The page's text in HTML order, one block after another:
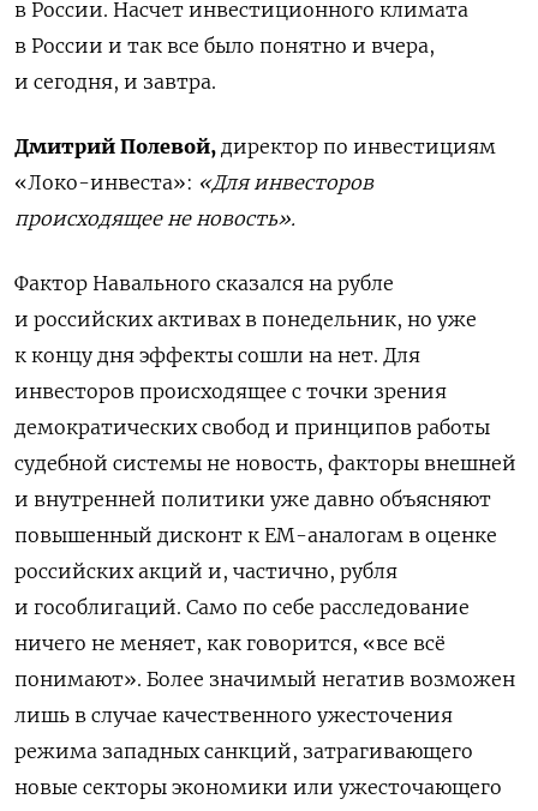
в России. Насчет инвестиционного климата
в России и так все было понятно и вчера,
и сегодня, и завтра.
Дмитрий Полевой, директор по инвестициям
«Локо-инвеста»: «Для инвесторов
происходящее не новость».
Фактор Навального сказался на рубле
и российских активах в понедельник, но уже
к концу дня эффекты сошли на нет. Для
инвесторов происходящее с точки зрения
демократических свобод и принципов работы
судебной системы не новость, факторы внешней
и внутренней политики уже давно объясняют
повышенный дисконт к ЕМ-аналогам в оценке
российских акций и, частично, рубля
и гособлигаций. Само по себе расследование
ничего не меняет, как говорится, «все всё
понимают». Более значимый негатив возможен
лишь в случае качественного ужесточения
режима западных санкций, затрагивающего
новые секторы экономики или ужесточающего